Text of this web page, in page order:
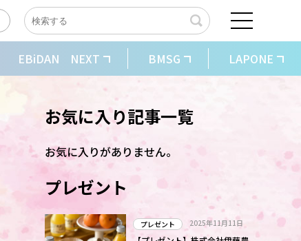
EBiDAN NEXT BMSG LAPONE
お気に入り記事一覧
お気に入りがありません。
プレゼント
プレゼント 2025年11月11日